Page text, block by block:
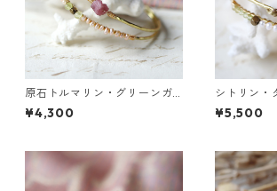
原石トルマリン・グリーンガ
ーネットの2連バングル
¥4,300
シトリン・
リドットの
¥5,500